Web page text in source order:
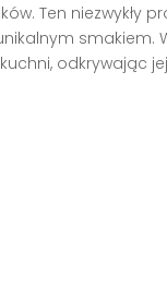
Ten niezwykły
smakiem.
odkrywając